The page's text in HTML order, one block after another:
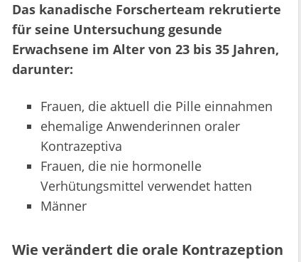
Das kanadische Forscherteam rekrutierte
für seine Untersuchung gesunde
Erwachsene im Alter von 23 bis 35 Jahren,
darunter:
Frauen, die aktuell die Pille einnahmen
ehemalige Anwenderinnen oraler
Kontrazeptiva
Frauen, die nie hormonelle
Verhütungsmittel verwendet hatten
Männer
Wie verändert die orale Kontrazeption